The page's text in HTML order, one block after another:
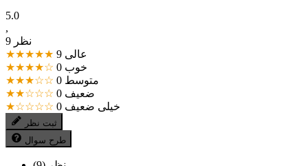
5.0
,
9 نظر
★★★★★
عالی 9
★★★★☆
خوب 0
★★★☆☆
متوسط 0
★★☆☆☆
ضعیف 0
★☆☆☆☆
خیلی ضعیف 0
ثبت نظر
طرح سوال